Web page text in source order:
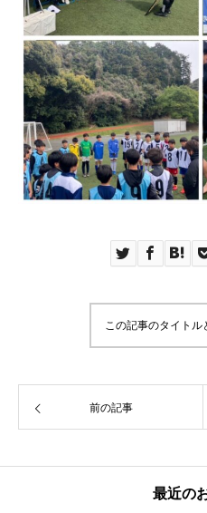
この記事のタイトル
前の記事
最近の